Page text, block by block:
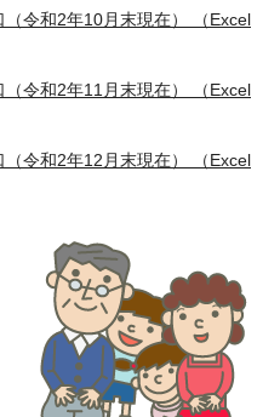
令和2年10月末現在） （Excel
令和2年11月末現在） （Excel
令和2年12月末現在） （Excel